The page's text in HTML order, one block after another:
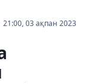
21:00, 03 ақпан 2023